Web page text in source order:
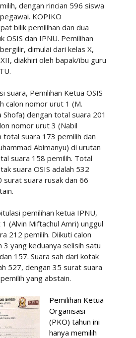
dengan rincian 596 siswa
KOPIKO
bilik pemilihan dan dua
OSIS dan IPNU. Pemilihan
dimulai dari kelas X,
diakhiri oleh bapak/ibu guru
suara, Pemilihan Ketua OSIS
calon nomor urut 1 (M.
Shofa) dengan total suara 201
nomor urut 3 (Nabil
total suara 173 pemilih dan
Abimanyu) di urutan
suara 158 pemilih. Total
suara OSIS adalah 532
surat suara rusak dan 66
pemilihan ketua IPNU,
(Alvin Miftachul Amri) unggul
212 pemilih. Diikuti calon
yang keduanya selisih satu
157. Suara sah dari kotak
527, dengan 35 surat suara
yang abstain.
Pemilihan Ketua
Organisasi
(PKO) tahun ini
hanya memilih